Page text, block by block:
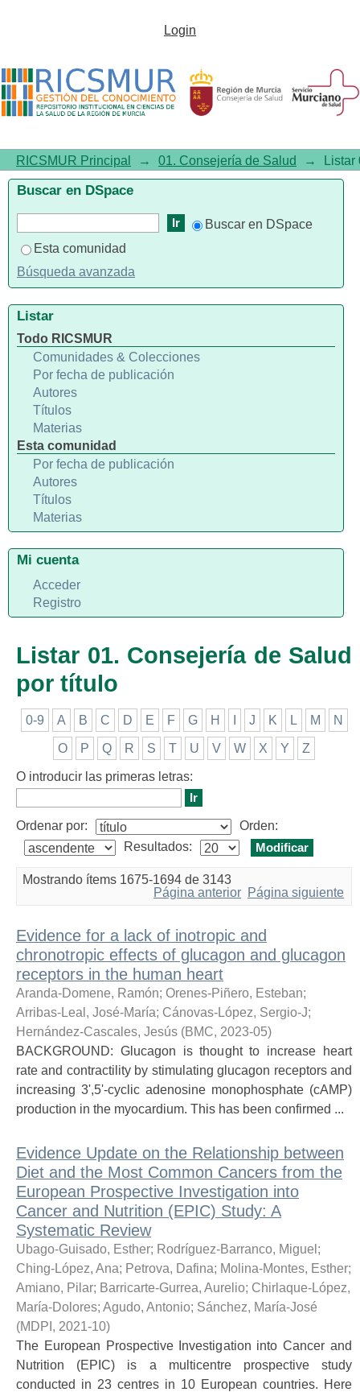
Listar 01. Consejería de Salud
Login
RICSMUR Principal → 01. Consejería de Salud →
Listar 01. Consejería de Salud
por título
0-9 A B C D E F G H J K L M N
O P Q R S T U V W X Y Z
O introducir las primeras letras:
Ordenar por:
Orden:
Resultados:
Mostrando ítems 1675-1694 de 3143
Página anterior Página siguiente
Evidence for a lack of inotropic and
chronotropic effects of glucagon and glucagon
receptors in the human heart
Aranda-Domene, Ramón; Orenes-Piñero, Esteban;
Arribas-Leal, José-María; Cánovas-López, Sergio-J;
Hernández-Cascales, Jesús (BMC, 2023-05)
BACKGROUND: Glucagon is thought to increase heart
rate and contractility by stimulating glucagon receptors and
increasing 3',5'-cyclic adenosine monophosphate (cAMP)
production in the myocardium. This has been confirmed ...
Evidence Update on the Relationship between
Diet and the Most Common Cancers from the
European Prospective Investigation into
Cancer and Nutrition (EPIC) Study: A
Systematic Review
Ubago-Guisado, Esther; Rodríguez-Barranco, Miguel ;
Ching-López, Ana; Petrova, Dafina; Molina-Montes, Esther;
Amiano, Pilar; Barricarte-Gurrea, Aurelio; Chirlaque-López,
María-Dolores; Agudo, Antonio; Sánchez, María-José
(MDPI , 2021-10)
The European Prospective Investigation into Cancer and
Nutrition (EPIC) is a multicentre prospective study
conducted in 23 centres in 10 European countries. Here
Buscar en DSpace
Buscar en DSpace
Esta comunidad
Búsqueda avanzada
Listar
Todo RICSMUR
Comunidades & Colecciones
Por fecha de publicación
Autores
Títulos
Materias
Esta comunidad
Por fecha de publicación
Autores
Títulos
Materias
Mi cuenta
Acceder
Registro